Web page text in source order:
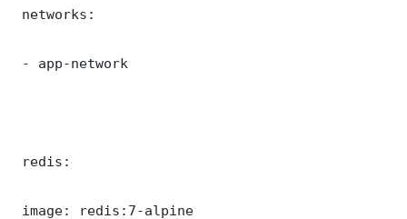
networks:
- app-network
redis:
image: redis:7-alpine